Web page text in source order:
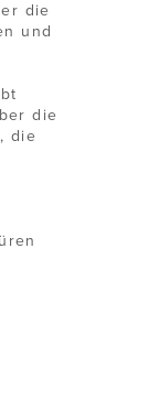
die
und
die
die